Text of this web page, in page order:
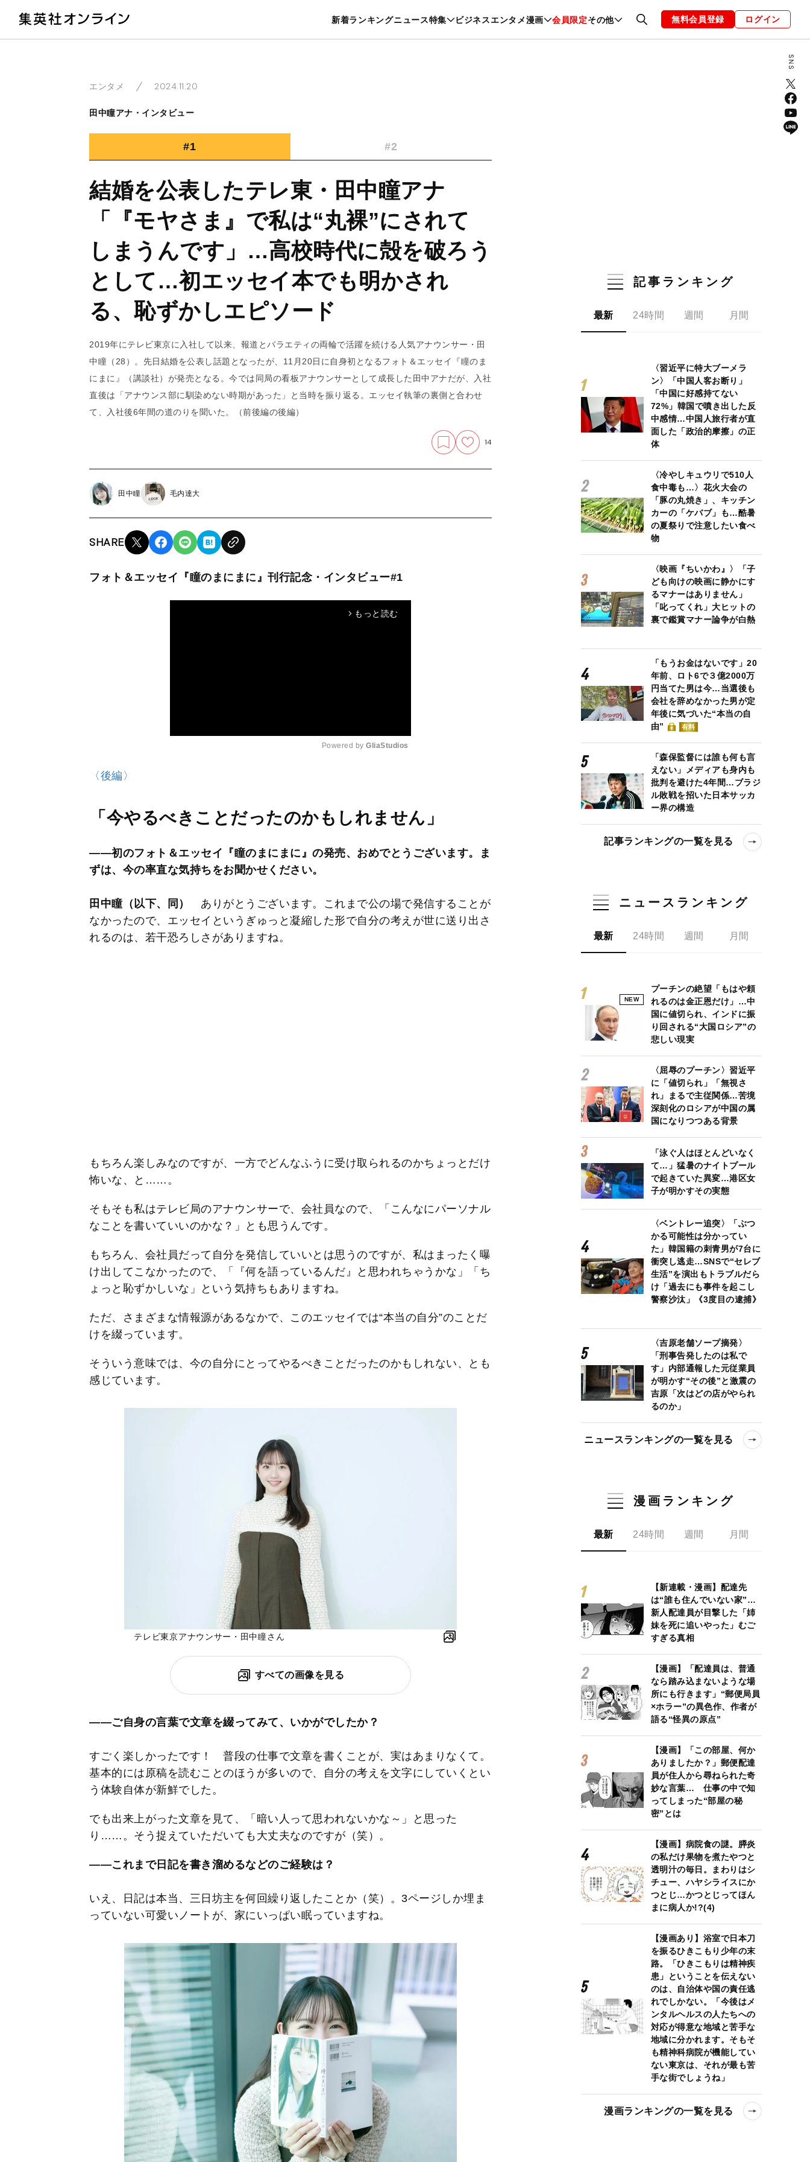
新着ランキングニュース特集 ビジネスエンタメ漫画 会員限定その他
暮らし スポーツ ヘルスケア 美容 グルメ ファッション 恋愛・結婚 編集部 お知らせ
無料会員登録 ログイン
エンタメ 2024.11.20
田中瞳アナ・インタビュー
#1 #2
結婚を公表したテレ東・田中瞳アナ
「『モヤさま』で私は“丸裸”にされて
しまうんです」…高校時代に殻を破ろう
として…初エッセイ本でも明かされ
る、恥ずかしエピソード
2019年にテレビ東京に入社して以来、報道とバラエティの両輪で活躍を続ける人気アナウンサー・田
中瞳（28）。先日結婚を公表し話題となったが、11月20日に自身初となるフォト＆エッセイ『瞳のま
にまに』（講談社）が発売となる。今では同局の看板アナウンサーとして成長した田中アナだが、入社
直後は「アナウンス部に馴染めない時期があった」と当時を振り返る。エッセイ執筆の裏側と合わせ
て、入社後6年間の道のりを聞いた。
（前後編の後編）
14
田中瞳 毛内達大
SHARE
フォト＆エッセイ『瞳のまにまに』刊行記念・インタビュー#1
arrow_forward_ios もっと読む
t
Powered by GliaStudios
〈後編〉
「今やるべきことだったのかもしれません」
――初のフォト＆エッセイ『瞳のまにまに』の発売、おめでとうございます。ま
ずは、今の率直な気持ちをお聞かせください。
田中瞳（以下、同） ありがとうございます。これまで公の場で発信することが
なかったので、エッセイというぎゅっと凝縮した形で自分の考えが世に送り出さ
れるのは、若干恐ろしさがありますね。
もちろん楽しみなのですが、一方でどんなふうに受け取られるのかちょっとだけ
怖いな、と……。
そもそも私はテレビ局のアナウンサーで、会社員なので、「こんなにパーソナル
なことを書いていいのかな？」とも思うんです。
もちろん、会社員だって自分を発信していいとは思うのですが、私はまったく曝
け出してこなかったので、「『何を語っているんだ』と思われちゃうかな」「ち
ょっと恥ずかしいな」という気持ちもありますね。
ただ、さまざまな情報源があるなかで、このエッセイでは“本当の自分”のことだ
けを綴っています。
そういう意味では、今の自分にとってやるべきことだったのかもしれない、とも
感じています。
テレビ東京アナウンサー・田中瞳さん
すべての画像を見る
――ご自身の言葉で文章を綴ってみて、いかがでしたか？
すごく楽しかったです！ 普段の仕事で文章を書くことが、実はあまりなくて。
基本的には原稿を読むことのほうが多いので、自分の考えを文字にしていくとい
う体験自体が新鮮でした。
でも出来上がった文章を見て、「暗い人って思われないかな～」と思った
り……。そう捉えていただいても大丈夫なのですが（笑）。
――これまで日記を書き溜めるなどのご経験は？
いえ、日記は本当、三日坊主を何回繰り返したことか（笑）。3ページしか埋ま
っていない可愛いノートが、家にいっぱい眠っていますね。
記事ランキング
最新 24時間 週間 月間
〈習近平に特大ブーメラ
ン〉「中国人客お断り」
「中国に好感持てない
72%」韓国で噴き出した反
中感情…中国人旅行者が直
面した「政治的摩擦」の正
体
〈冷やしキュウリで510人
食中毒も…〉花火大会の
「豚の丸焼き」、キッチン
カーの「ケバブ」も…酷暑
の夏祭りで注意したい食べ
物
〈映画『ちいかわ』〉「子
ども向けの映画に静かにす
るマナーはありません」
「叱ってくれ」大ヒットの
裏で鑑賞マナー論争が白熱
「もうお金はないです」20
年前、ロト6で３億2000万
円当てた男は今…当選後も
会社を辞めなかった男が定
年後に気づいた“本当の自
由”
有料
「森保監督には誰も何も言
えない」メディアも身内も
批判を避けた4年間…ブラジ
ル敗戦を招いた日本サッカ
ー界の構造
記事ランキングの一覧を見る
ニュースランキング
最新 24時間 週間 月間
NEW
プーチンの絶望「もはや頼
れるのは金正恩だけ」…中
国に値切られ、インドに振
り回される“大国ロシア”の
悲しい現実
〈屈辱のプーチン〉習近平
に「値切られ」「無視さ
れ」まるで主従関係…苦境
深刻化のロシアが中国の属
国になりつつある背景
「泳ぐ人はほとんどいなく
て…」猛暑のナイトプール
で起きていた異変…港区女
子が明かすその実態
〈ベントレー追突〉「ぶつ
かる可能性は分かってい
た」韓国籍の刺青男が7台に
衝突し逃走…SNSで“セレブ
生活”を演出もトラブルだら
け「過去にも事件を起こし
警察沙汰」《3度目の逮捕》
〈吉原老舗ソープ摘発〉
「刑事告発したのは私で
す」内部通報した元従業員
が明かす“その後”と激震の
吉原「次はどの店がやられ
るのか」
ニュースランキングの一覧を見る
漫画ランキング
最新 24時間 週間 月間
【新連載・漫画】配達先
は“誰も住んでいない家”…
新人配達員が目撃した「姉
妹を死に追いやった」むご
すぎる真相
【漫画】「配達員は、普通
なら踏み込まないような場
所にも行きます」“郵便局員
×ホラー”の異色作、作者が
語る“怪異の原点”
【漫画】「この部屋、何か
ありましたか？」郵便配達
員が住人から尋ねられた奇
妙な言葉… 仕事の中で知
ってしまった“部屋の秘
密”とは
【漫画】病院食の謎。膵炎
の私だけ果物を煮たやつと
透明汁の毎日。まわりはシ
チュー、ハヤシライスにか
つとじ…かつとじってほん
まに病人か!?(4)
【漫画あり】浴室で日本刀
を振るひきこもり少年の末
路。「ひきこもりは精神疾
患」ということを伝えない
のは、自治体や国の責任逃
れでしかない。「今後はメ
ンタルヘルスの人たちへの
対応が得意な地域と苦手な
地域に分かれます。そもそ
も精神科病院が機能してい
ない東京は、それが最も苦
手な街でしょうね」
漫画ランキングの一覧を見る